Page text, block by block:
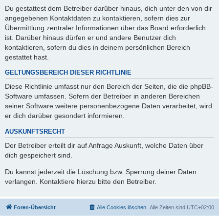
Du gestattest dem Betreiber darüber hinaus, dich unter den von dir
angegebenen Kontaktdaten zu kontaktieren, sofern dies zur
Übermittlung zentraler Informationen über das Board erforderlich
ist. Darüber hinaus dürfen er und andere Benutzer dich
kontaktieren, sofern du dies in deinem persönlichen Bereich
gestattet hast.
GELTUNGSBEREICH DIESER RICHTLINIE
Diese Richtlinie umfasst nur den Bereich der Seiten, die die phpBB-
Software umfassen. Sofern der Betreiber in anderen Bereichen
seiner Software weitere personenbezogene Daten verarbeitet, wird
er dich darüber gesondert informieren.
AUSKUNFTSRECHT
Der Betreiber erteilt dir auf Anfrage Auskunft, welche Daten über
dich gespeichert sind.
Du kannst jederzeit die Löschung bzw. Sperrung deiner Daten
verlangen. Kontaktiere hierzu bitte den Betreiber.
Foren-Übersicht Alle Zeiten sind UTC+02:00
Alle Cookies löschen